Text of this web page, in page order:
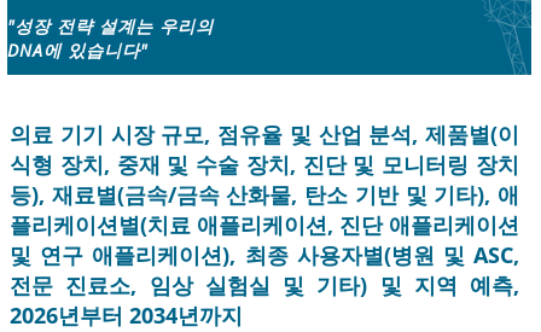
"성장 전략 설계는 우리의
DNA에 있습니다"
의료 기기 시장 규모, 점유율 및 산업 분석, 제품별(이
식형 장치, 중재 및 수술 장치, 진단 및 모니터링 장치
등), 재료별(금속/금속 산화물, 탄소 기반 및 기타), 애
플리케이션별(치료 애플리케이션, 진단 애플리케이션
및 연구 애플리케이션), 최종 사용자별(병원 및 ASC,
전문 진료소, 임상 실험실 및 기타) 및 지역 예측,
2026년부터 2034년까지